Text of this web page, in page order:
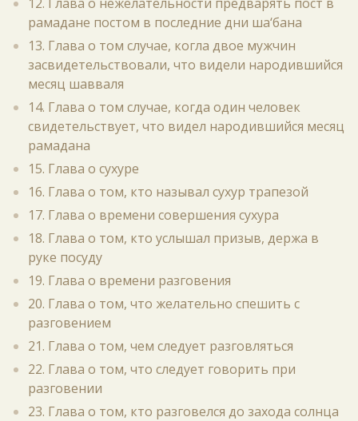
рамадане постом в последние дни ша‘бана
13. Глава о том случае, когла двое мужчин
засвидетельствовали, что видели народившийся
месяц шавваля
14. Глава о том случае, когда один человек
свидетельствует, что видел народившийся месяц
рамадана
15. Глава о сухуре
16. Глава о том, кто называл сухур трапезой
17. Глава о времени совершения сухура
18. Глава о том, кто услышал призыв, держа в
руке посуду
19. Глава о времени разговения
20. Глава о том, что желательно спешить с
разговением
21. Глава о том, чем следует разговляться
22. Глава о том, что следует говорить при
разговении
23. Глава о том, кто разговелся до захода солнца